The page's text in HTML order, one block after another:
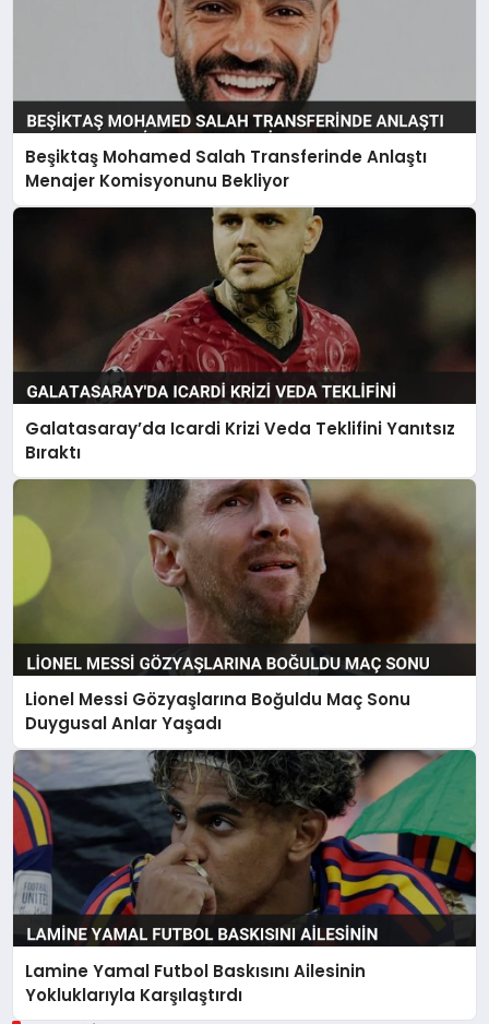
Beşiktaş Mohamed Salah Transferinde Anlaştı
Menajer Komisyonunu Bekliyor
Galatasaray’da Icardi Krizi Veda Teklifini Yanıtsız
Bıraktı
Lionel Messi Gözyaşlarına Boğuldu Maç Sonu
Duygusal Anlar Yaşadı
Lamine Yamal Futbol Baskısını Ailesinin
Yokluklarıyla Karşılaştırdı